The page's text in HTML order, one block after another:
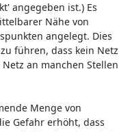
angegeben ist.) Es
Nähe von
angelegt. Dies
führen, dass kein Netz
an manchen Stellen
Menge von
Gefahr erhöht, dass